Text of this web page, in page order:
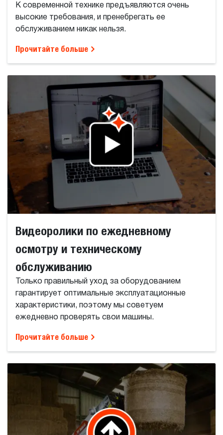
К современной технике предъявляются очень
высокие требования, и пренебрегать ее
обслуживанием никак нельзя.
Прочитайте больше
Видеоролики по ежедневному
осмотру и техническому
обслуживанию
Только правильный уход за оборудованием
гарантирует оптимальные эксплуатационные
характеристики, поэтому мы советуем
ежедневно проверять свои машины.
Прочитайте больше